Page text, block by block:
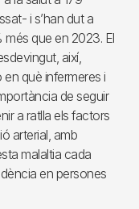
i s’han dut a
que en 2023. El
així,
en què infermeres i
de seguir
a ratlla els factors
arterial, amb
malaltia cada
en persones